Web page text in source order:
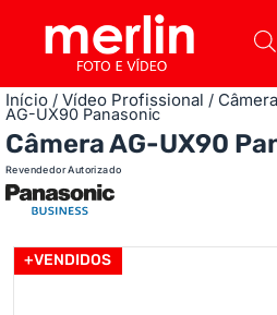
Início / Vídeo Profissional /
AG-UX90 Panasonic
Câmera AG-UX90
Revendedor Autorizado
+VENDIDOS